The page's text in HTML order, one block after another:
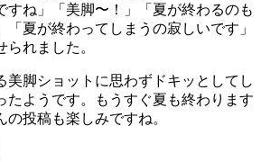
すね」「美脚〜！」「夏が終わるのも
「夏が終わってしまうの寂しいです」
れました。
美脚ショットに思わずドキッとしてし
たようです。もうすぐ夏も終わります
投稿も楽しみですね。